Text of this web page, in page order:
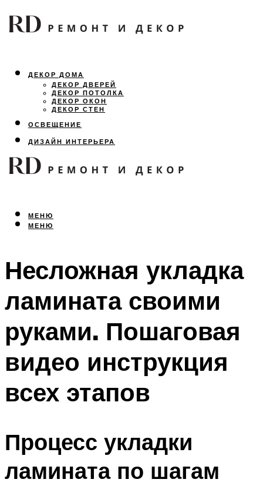
ДЕКОР ДОМА
ДЕКОР ДВЕРЕЙ
ДЕКОР ПОТОЛКА
ДЕКОР ОКОН
ДЕКОР СТЕН
ОСВЕЩЕНИЕ
ДИЗАЙН ИНТЕРЬЕРА
ЛАНДШАФТНЫЙ ДИЗАЙН
ВСЕ ПРО РЕМОНТ
МЕНЮ
МЕНЮ
Несложная укладка
ламината своими
руками. Пошаговая
видео инструкция
всех этапов
Процесс укладки
ламината по шагам